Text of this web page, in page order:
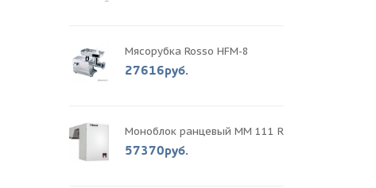
Мясорубка Rosso HFM-8
27616руб.
Моноблок ранцевый MM 111 R
57370руб.